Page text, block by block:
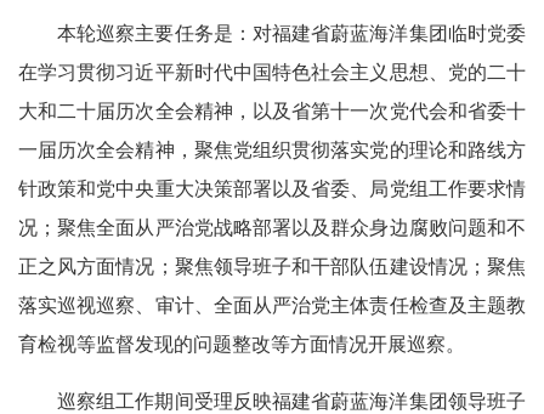
本轮巡察主要任务是：对福建省蔚蓝海洋集团临时党委
在学习贯彻习近平新时代中国特色社会主义思想、党的二十
大和二十届历次全会精神，以及省第十一次党代会和省委十
一届历次全会精神，聚焦党组织贯彻落实党的理论和路线方
针政策和党中央重大决策部署以及省委、局党组工作要求情
况；聚焦全面从严治党战略部署以及群众身边腐败问题和不
正之风方面情况；聚焦领导班子和干部队伍建设情况；聚焦
落实巡视巡察、审计、全面从严治党主体责任检查及主题教
育检视等监督发现的问题整改等方面情况开展巡察。
巡察组工作期间受理反映福建省蔚蓝海洋集团领导班子